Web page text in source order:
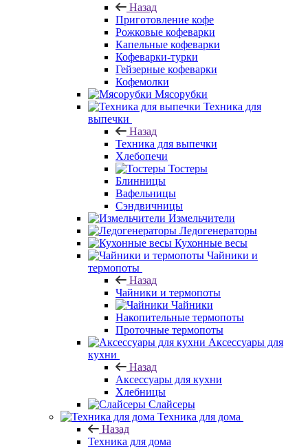
Назад
Приготовление кофе
Рожковые кофеварки
Капельные кофеварки
Кофеварки-турки
Гейзерные кофеварки
Кофемолки
Мясорубки
Техника для
выпечки
Назад
Техника для выпечки
Хлебопечи
Тостеры
Блинницы
Вафельницы
Сэндвичницы
Измельчители
Ледогенераторы
Кухонные весы
Чайники и
термопоты
Назад
Чайники и термопоты
Чайники
Накопительные термопоты
Проточные термопоты
Аксессуары для
кухни
Назад
Аксессуары для кухни
Хлебницы
Слайсеры
Техника для дома
Назад
Техника для дома